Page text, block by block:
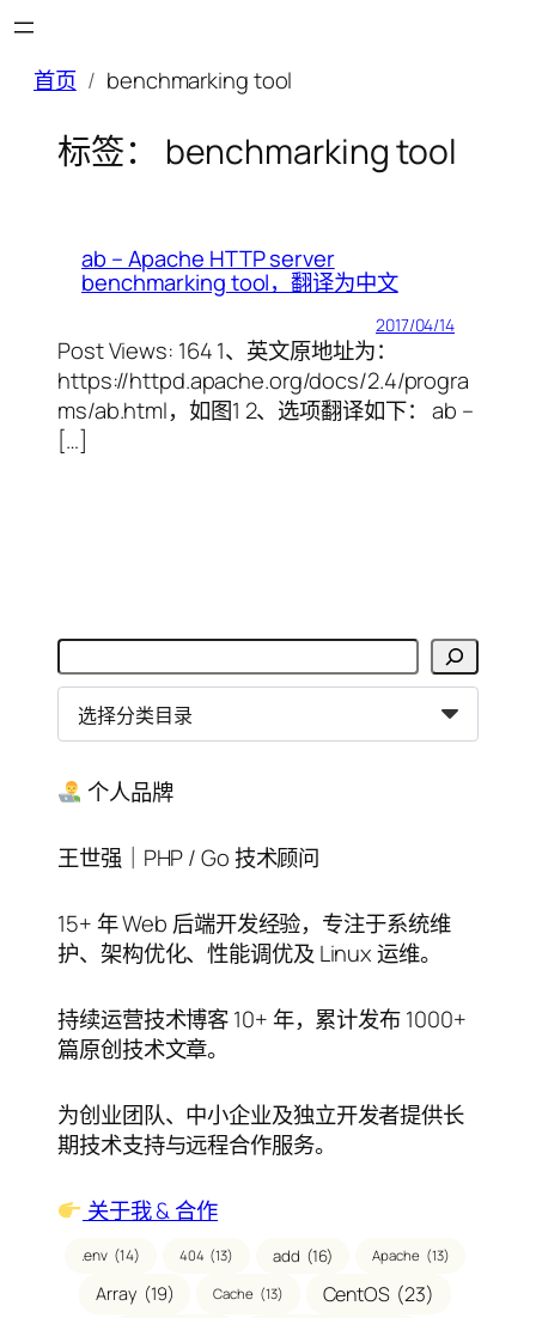
首页 benchmarking tool
标签： benchmarking tool
ab – Apache HTTP server
benchmarking tool，翻译为中文
2017/04/14
Post Views: 164 1、英文原地址为：
https://httpd.apache.org/docs/2.4/progra
ms/ab.html，如图1 2、选项翻译如下： ab –
[…]
搜
索
分
录 个人品牌
王世强｜PHP / Go 技术顾问
15+ 年 Web 后端开发经验，专注于系统维
护、架构优化、性能调优及 Linux 运维。
持续运营技术博客 10+ 年，累计发布 1000+
篇原创技术文章。
为创业团队、中小企业及独立开发者提供长
期技术支持与远程合作服务。
关于我 & 合作
.env (14) 404 (13) add (16) Apache (13)
Array (19) Cache (13) CentOS (23)